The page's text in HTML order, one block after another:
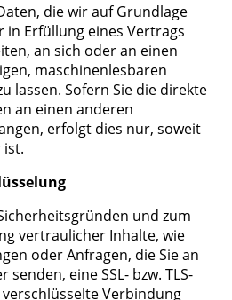
die wir auf Grundlage
in Erfüllung eines Vertrags
an sich oder an einen
maschinenlesbaren
lassen. Sofern Sie die direkte
an einen anderen
erfolgt dies nur, soweit
ist.
und zum
vertraulicher Inhalte, wie
oder Anfragen, die Sie an
eine SSL- bzw. TLS-
Verbindung